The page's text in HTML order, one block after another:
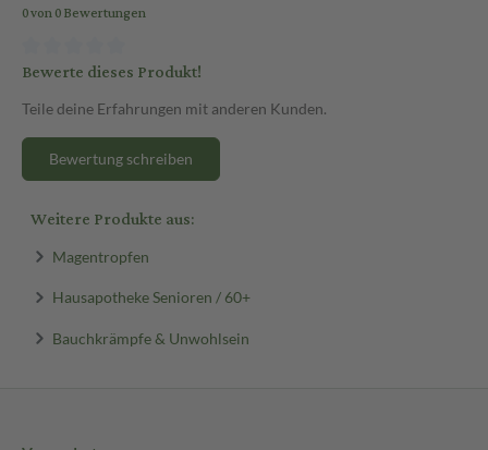
0 von 0 Bewertungen
Bewerte dieses Produkt!
Teile deine Erfahrungen mit anderen Kunden.
Bewertung schreiben
Weitere Produkte aus:
Magentropfen
Hausapotheke Senioren / 60+
Bauchkrämpfe & Unwohlsein